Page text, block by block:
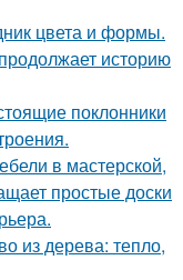
цвета и формы.
историю
поклонники
в мастерской,
простые доски
из дерева: тепло,